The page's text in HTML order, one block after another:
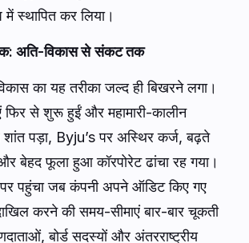
स्थापित कर लिया।
अति-विकास से संकट तक
का यह तरीका जल्द ही बिखरने लगा।
से शुरू हुईं और महामारी-कालीन
पड़ा, Byju’s पर अस्थिर कर्ज, बढ़ते
बेहद फूला हुआ कॉरपोरेट ढांचा रह गया।
पहुंचा जब कंपनी अपने ऑडिट किए गए
करने की समय-सीमाएं बार-बार चूकती
बोर्ड सदस्यों और अंतरराष्ट्रीय